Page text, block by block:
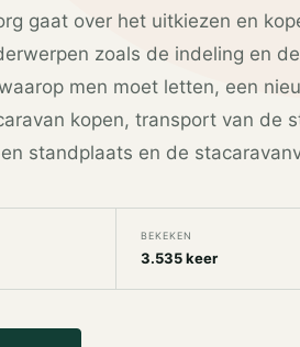
gaat over het uitkiezen en
zoals de indeling en
men moet letten, een
kopen, transport van de
standplaats en de
BEKEKEN
3.535 keer